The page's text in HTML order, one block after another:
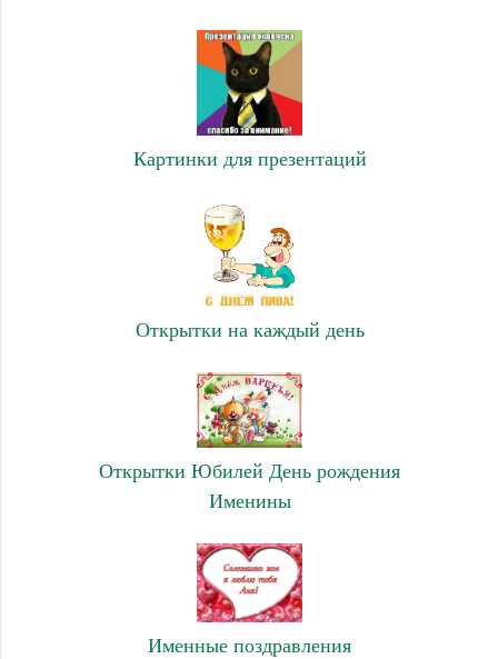
Картинки для презентаций
Открытки на каждый день
Открытки Юбилей День рождения
Именины
Именные поздравления